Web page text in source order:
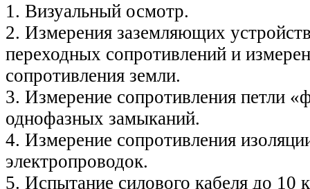
1. Визуальный осмотр.
2. Измерения заземляющих
переходных сопротивлений и
сопротивления земли.
3. Измерение сопротивления петли
однофазных замыканий.
4. Измерение сопротивления
электропроводок.
5. Испытание силового кабеля до 10